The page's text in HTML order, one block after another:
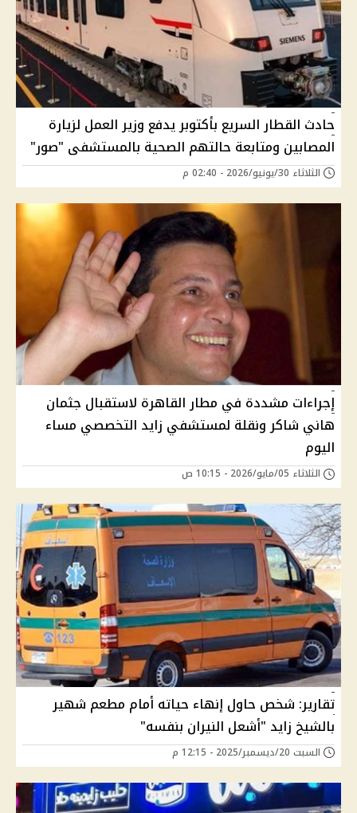
حادث القطار السريع بأكتوبر يدفع وزير العمل لزيارة
المصابين ومتابعة حالتهم الصحية بالمستشفى "صور"
الثلاثاء 30/يونيو/2026 - 02:40 م
إجراءات مشددة في مطار القاهرة لاستقبال جثمان
هاني شاكر ونقلة لمستشفي زايد التخصصي مساء
اليوم
الثلاثاء 05/مايو/2026 - 10:15 ص
تقارير: شخص حاول إنهاء حياته أمام مطعم شهير
بالشيخ زايد "أشعل النيران بنفسه"
السبت 20/ديسمبر/2025 - 12:15 م